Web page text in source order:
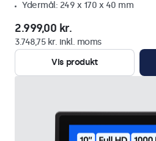
Ydermål: 249 x 170 x 40 mm
2.999,00 kr.
3.748,75 kr. inkl. moms
Vis produkt